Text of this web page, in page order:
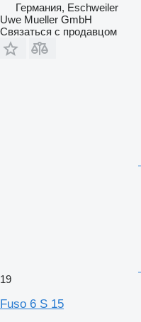
Германия, Eschweiler
Uwe Mueller GmbH
Связаться с продавцом
19
Fuso 6 S 15